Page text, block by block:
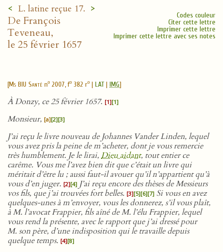
< L. latine reçue 17. >
De François
Teveneau,
le 25 février 1657
Codes couleur
Citer cette lettre
Imprimer cette lettre
Imprimer cette lettre avec ses notes
[Ms BIU Santé no 2007, fo 382 ro | LAT| IMG]
À Donzy, ce 25 février 1657. [1][1]
Monsieur, [a][2][3]
J’ai reçu le livre nouveau de Johannes Vander Linden, lequel
vous avez pris la peine de m’acheter, dont je vous remercie
très humblement. Je le lirai,Dieu aidant, tout entier ce
carême. Vous me l’avez bien dit que c’était un livre qui
méritait d’être lu ; aussi faut-il avouer qu’il n’appartient qu’à
vous d’en juger. [2][4] J’ai reçu encore des thèses de Messieurs
vos fils, que j’ai trouvées fort belles. [3][5][6][7] Si vous en avez
quelques-unes à m’envoyer, vous les donnerez, s’il vous plaît,
à M. l’avocat Frappier, fils aîné de M. l’élu Frappier, lequel
vous rend la présente, avec le rapport que j’ai dressé pour
M. son père, d’une indisposition qui le travaille depuis
quelque temps. [4][8]